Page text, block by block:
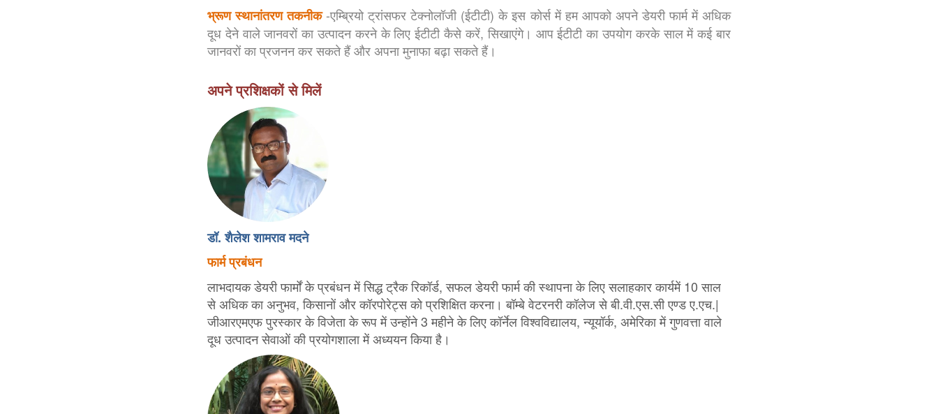
भ्रूण स्थानांतरण तकनीक-एम्ब्रियो ट्रांसफर टेक्नोलॉजी (ईटीटी) के इस कोर्स में हम आपको अपने डेयरी फार्म में अधिक
दूध देने वाले जानवरों का उत्पादन करने के लिए ईटीटी कैसे करें, सिखाएंगे। आप ईटीटी का उपयोग करके साल में कई बार
जानवरों का प्रजनन कर सकते हैं और अपना मुनाफा बढ़ा सकते हैं।
अपने प्रशिक्षकों से मिलें
डॉ. शैलेश शामराव मदने
फार्म प्रबंधन
लाभदायक डेयरी फार्मों के प्रबंधन में सिद्ध ट्रैक रिकॉर्ड, सफल डेयरी फार्म की स्थापना के लिए सलाहकार कार्यमें 10 साल
से अधिक का अनुभव, किसानों और कॉरपोरेट्स को प्रशिक्षित करना। बॉम्बे वेटरनरी कॉलेज से बी.वी.एस.सी एण्ड ए.एच.|
जीआरएमएफ पुरस्कार के विजेता के रूप में उन्होंने 3 महीने के लिए कॉर्नेल विश्वविद्यालय, न्यूयॉर्क, अमेरिका में गुणवत्ता वाले
दूध उत्पादन सेवाओं की प्रयोगशाला में अध्ययन किया है।